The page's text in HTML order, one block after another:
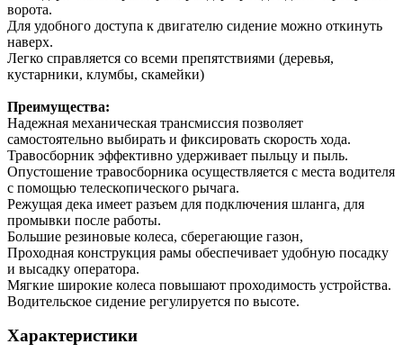
ворота.
Для удобного доступа к двигателю сидение можно откинуть
наверх.
Легко справляется со всеми препятствиями (деревья,
кустарники, клумбы, скамейки)
Преимущества:
Надежная механическая трансмиссия позволяет
самостоятельно выбирать и фиксировать скорость хода.
Травосборник эффективно удерживает пыльцу и пыль.
Опустошение травосборника осуществляется с места водителя
с помощью телескопического рычага.
Режущая дека имеет разъем для подключения шланга, для
промывки после работы.
Большие резиновые колеса, сберегающие газон,
Проходная конструкция рамы обеспечивает удобную посадку
и высадку оператора.
Мягкие широкие колеса повышают проходимость устройства.
Водительское сидение регулируется по высоте.
Характеристики